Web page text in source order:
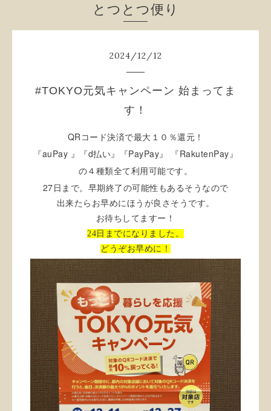
とつとつ便り
2024/12/12
#TOKYO元気キャンペーン 始まってま
す！
QR コード決済で最大１０％還元！
『 auPay 』『 d払い』『 PayPay』 『 RakutenPay 』
の４種類全て利用可能です。
27 日まで。早期終了の可能性もあるそうなので
出来たらお早めにほうが良さそうです。
お待ちしてますー！
24日までになりました。
どうぞお早めに！